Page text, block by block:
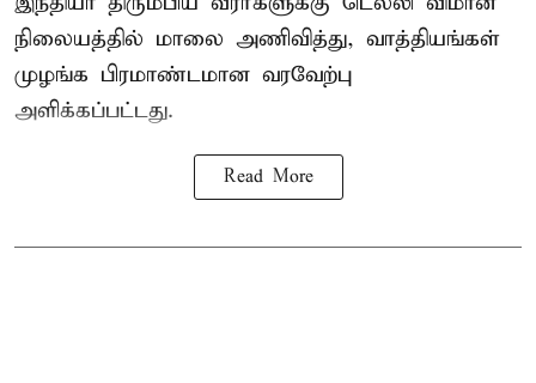
நிலையத்தில் மாலை அணிவித்து, வாத்தியங்கள்
முழங்க பிரமாண்டமான வரவேற்பு
அளிக்கப்பட்டது.
Read More